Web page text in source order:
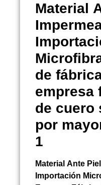
Material
de
empresa
de cuero
por
1
Material Ante
Importación